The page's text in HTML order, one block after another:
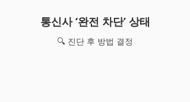
통신사 ‘완전 차단’ 상태
🔍 진단 후 방법 결정